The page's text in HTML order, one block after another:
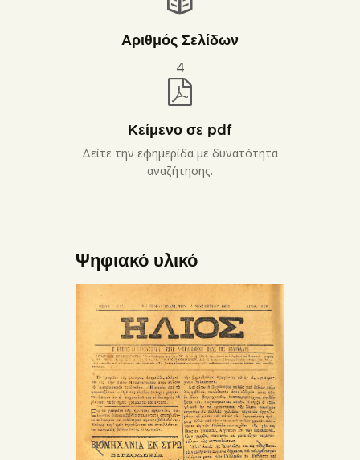
Αριθμός Σελίδων
4
Κείμενο σε pdf
Δείτε την εφημερίδα με δυνατότητα
αναζήτησης.
Ψηφιακό υλικό